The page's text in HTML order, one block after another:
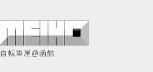
自転車屋@函館